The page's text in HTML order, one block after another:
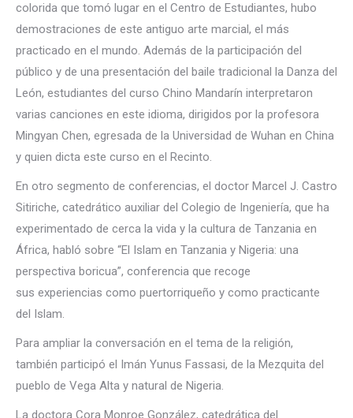
colorida que tomó lugar en el Centro de Estudiantes, hubo
demostraciones de este antiguo arte marcial, el más
practicado en el mundo. Además de la participación del
público y de una presentación del baile tradicional la Danza del
León, estudiantes del curso Chino Mandarín interpretaron
varias canciones en este idioma, dirigidos por la profesora
Mingyan Chen, egresada de la Universidad de Wuhan en China
y quien dicta este curso en el Recinto.
En otro segmento de conferencias, el doctor Marcel J. Castro
Sitiriche, catedrático auxiliar del Colegio de Ingeniería, que ha
experimentado de cerca la vida y la cultura de Tanzania en
África, habló sobre “El Islam en Tanzania y Nigeria: una
perspectiva boricua”, conferencia que recoge
sus experiencias como puertorriqueño y como practicante
del Islam.
Para ampliar la conversación en el tema de la religión,
también participó el Imán Yunus Fassasi, de la Mezquita del
pueblo de Vega Alta y natural de Nigeria.
La doctora Cora Monroe González, catedrática del